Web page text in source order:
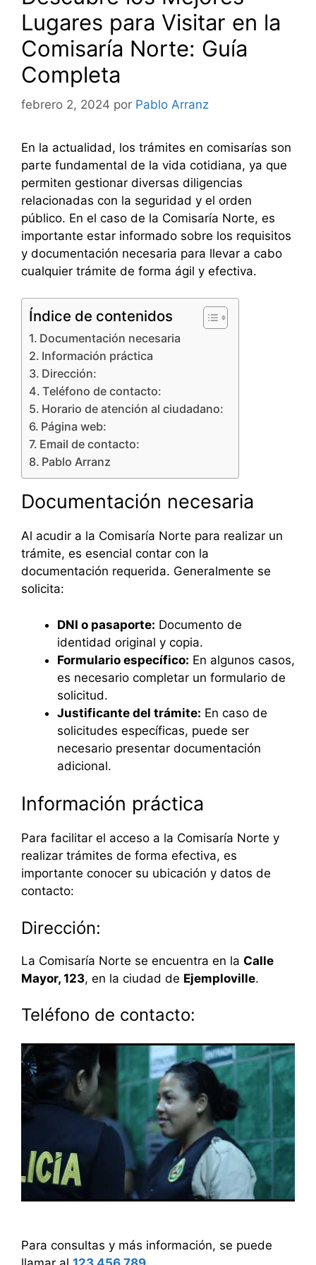
Lugares para Visitar en la
Comisaría Norte: Guía
Completa
febrero 2, 2024 por Pablo Arranz
En la actualidad, los trámites en comisarías son
parte fundamental de la vida cotidiana, ya que
permiten gestionar diversas diligencias
relacionadas con la seguridad y el orden
público. En el caso de la Comisaría Norte, es
importante estar informado sobre los requisitos
y documentación necesaria para llevar a cabo
cualquier trámite de forma ágil y efectiva.
Índice de contenidos
Documentación necesaria
Información práctica
Dirección:
Teléfono de contacto:
Horario de atención al ciudadano:
Página web:
Email de contacto:
Pablo Arranz
Documentación necesaria
Al acudir a la Comisaría Norte para realizar un
trámite, es esencial contar con la
documentación requerida. Generalmente se
solicita:
DNI o pasaporte: Documento de
identidad original y copia.
Formulario específico: En algunos casos,
es necesario completar un formulario de
solicitud.
Justificante del trámite: En caso de
solicitudes específicas, puede ser
necesario presentar documentación
adicional.
Información práctica
Para facilitar el acceso a la Comisaría Norte y
realizar trámites de forma efectiva, es
importante conocer su ubicación y datos de
contacto:
Dirección:
La Comisaría Norte se encuentra en la Calle
Mayor, 123, en la ciudad de Ejemploville.
Teléfono de contacto:
Para consultas y más información, se puede